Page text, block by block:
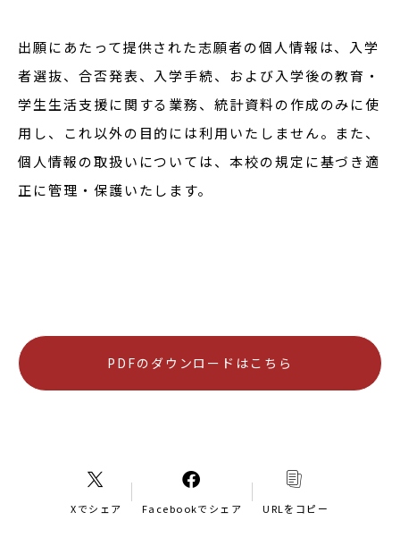
出願にあたって提供された志願者の個人情報は、入学
者選抜、合否発表、入学手続、および入学後の教育・
学生生活支援に関する業務、統計資料の作成のみに使
用し、これ以外の目的には利用いたしません。また、
個人情報の取扱いについては、本校の規定に基づき適
正に管理・保護いたします。
PDFのダウンロードはこちら
Xでシェア Facebookでシェア URLをコピー